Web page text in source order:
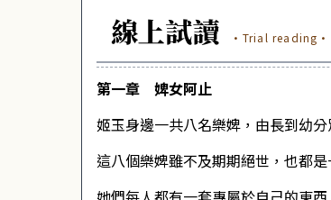
線上試讀 ·Trial reading·
第一章 婢女阿止
姬玉身邊一共八名樂婢，由長到幼
這八個樂婢雖不及期期絕世，也都